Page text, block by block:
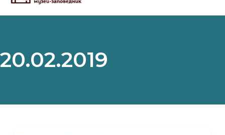
20.02.2019